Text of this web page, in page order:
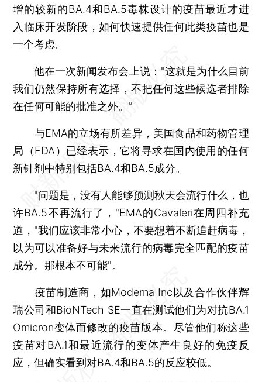
增的较新的BA.4和BA.5毒株设计的疫苗最近才进
入临床开发阶段，如何快速提供任何此类疫苗也是
一个考虑。
他在一次新闻发布会上说："这就是为什么目前
我们仍然保持所有选择，不把任何这些候选者排除
在任何可能的批准之外。”
与EMA的立场有所差异，美国食品和药物管理
局（FDA）已经表示，它将寻求在国内使用的任何
新针剂中特别包括BA.4和BA.5成分。
"问题是，没有人能够预测秋天会流行什么，也
许BA.5不再流行了，"EMA的Cavaleri在周四补充
道，"我们应该非常小心，不要想着不断追赶病毒，
以为可以准备好与未来流行的病毒完全匹配的疫苗
成分。那根本不可能"。
疫苗制造商，如Moderna Inc以及合作伙伴辉
瑞公司和BioNTech SE一直在测试他们为对抗BA.1
Omicron变体而修改的疫苗版本。尽管他们称这些
疫苗对BA.1和最近流行的变体产生良好的免疫反
应，但确实看到对BA.4和BA.5的反应较低。